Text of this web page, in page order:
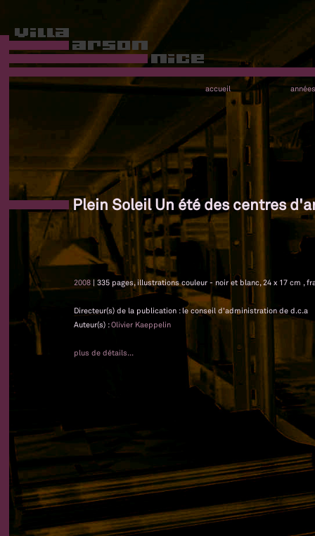
accueil années
Plein Soleil Un été des centres
2008 | 335 pages, illustrations couleur - noir et blanc, 24 x 17 cm ,
Directeur(s) de la publication : le conseil d'administration de d.c.a
Auteur(s) :Olivier Kaeppelin
plus de détails...